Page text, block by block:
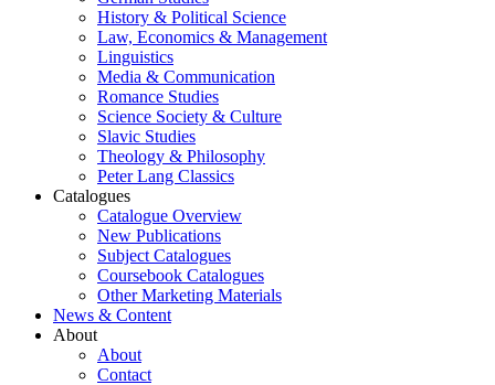
History & Political Science
Law, Economics & Management
Linguistics
Media & Communication
Romance Studies
Science Society & Culture
Slavic Studies
Theology & Philosophy
Peter Lang Classics
Catalogues
Catalogue Overview
New Publications
Subject Catalogues
Coursebook Catalogues
Other Marketing Materials
News & Content
About
About
Contact